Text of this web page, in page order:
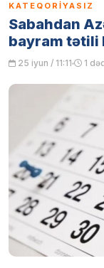
KATEQORIYASIZ
Sabahdan
bayram tətili
25 iyun / 11:11 1